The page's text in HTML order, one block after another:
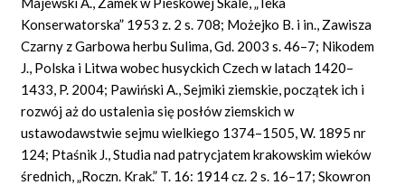
Konserwatorska” 1953 z. 2 s. 708; Możejko B. i in., Zawisza
Czarny z Garbowa herbu Sulima, Gd. 2003 s. 46–7; Nikodem
J., Polska i Litwa wobec husyckich Czech w latach 1420–
1433, P. 2004; Pawiński A., Sejmiki ziemskie, początek ich i
rozwój aż do ustalenia się posłów ziemskich w
ustawodawstwie sejmu wielkiego 1374–1505, W. 1895 nr
124; Ptaśnik J., Studia nad patrycjatem krakowskim wieków
średnich, „Roczn. Krak.” T. 16: 1914 cz. 2 s. 16–17; Skowron